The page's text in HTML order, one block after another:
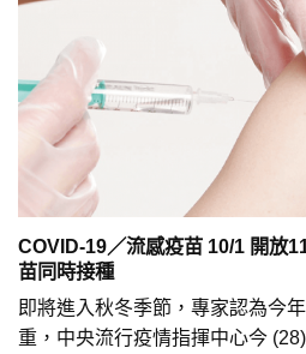
COVID-19／流感疫苗 10/1 開放
苗同時接種
即將進入秋冬季節，專家認為今
重，中央流行疫情指揮中心今